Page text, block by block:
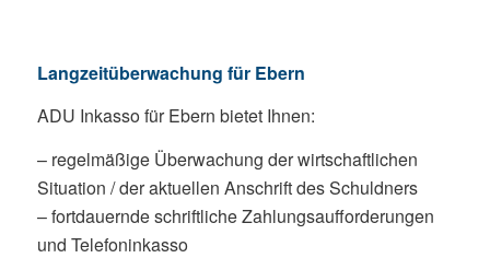
Langzeitüberwachung für Ebern
ADU Inkasso für Ebern bietet Ihnen:
– regelmäßige Überwachung der wirtschaftlichen
Situation / der aktuellen Anschrift des Schuldners
– fortdauernde schriftliche Zahlungsaufforderungen
und Telefoninkasso